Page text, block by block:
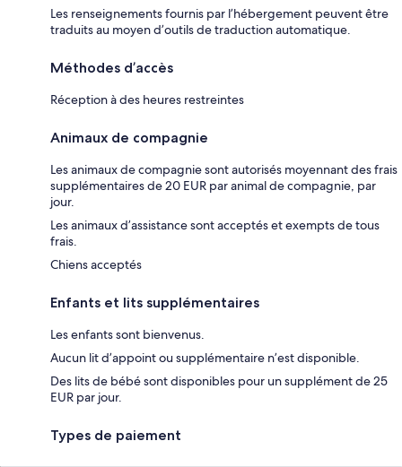
Les renseignements fournis par l’hébergement peuvent être
traduits au moyen d’outils de traduction automatique.
Méthodes d’accès
Réception à des heures restreintes
Animaux de compagnie
Les animaux de compagnie sont autorisés moyennant des frais
supplémentaires de 20 EUR par animal de compagnie, par
jour.
Les animaux d’assistance sont acceptés et exempts de tous
frais.
Chiens acceptés
Enfants et lits supplémentaires
Les enfants sont bienvenus.
Aucun lit d’appoint ou supplémentaire n’est disponible.
Des lits de bébé sont disponibles pour un supplément de 25
EUR par jour.
Types de paiement